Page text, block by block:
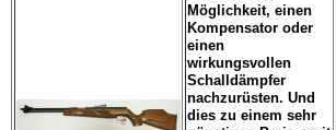
Möglichkeit, einen
Kompensator oder
einen
wirkungsvollen
Schalldämpfer
nachzurüsten. Und
dies zu einem sehr